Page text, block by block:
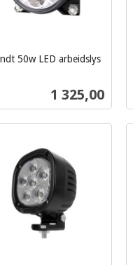
50w LED arbeidslys
Pris
1 325,00